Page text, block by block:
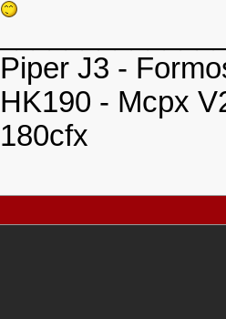
Piper J3 -
HK190 - Mcpx
180cfx